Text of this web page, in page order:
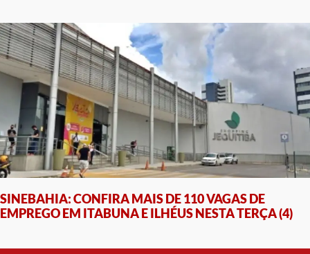
SINEBAHIA: CONFIRA MAIS DE 110 VAGAS DE
EMPREGO EM ITABUNA E ILHÉUS NESTA TERÇA (4)